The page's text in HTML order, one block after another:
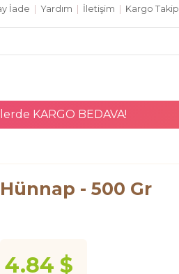
İade Yardım İletişim Kargo Takip
KARGO BEDAVA!
Hünnap - 500 Gr
4.84 $